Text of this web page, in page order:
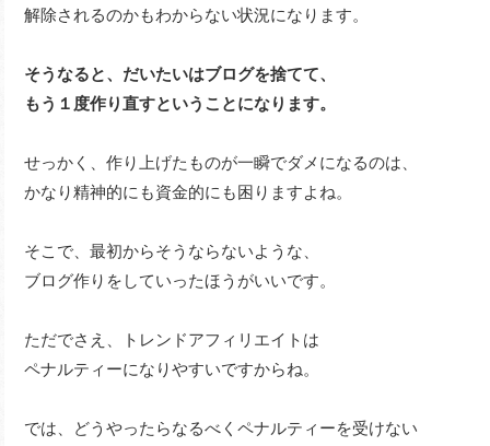
解除されるのかもわからない状況になります。
そうなると、だいたいはブログを捨てて、
もう１度作り直すということになります。
せっかく、作り上げたものが一瞬でダメになるのは、
かなり精神的にも資金的にも困りますよね。
そこで、最初からそうならないような、
ブログ作りをしていったほうがいいです。
ただでさえ、トレンドアフィリエイトは
ペナルティーになりやすいですからね。
では、どうやったらなるべくペナルティーを受けない